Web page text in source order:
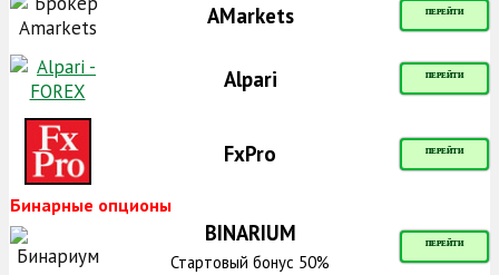
AMarkets ПЕРЕЙТИ
Alpari ПЕРЕЙТИ
FxPro ПЕРЕЙТИ
Бинарные опционы
BINARIUM ПЕРЕЙТИ
Стартовый бонус 50%